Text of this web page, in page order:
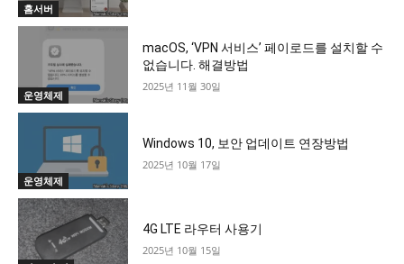
홈서버
운영체제
macOS, ‘VPN 서비스’ 페이로드를 설치할 수
없습니다. 해결방법
2025년 11월 30일
운영체제
Windows 10, 보안 업데이트 연장방법
2025년 10월 17일
4G LTE 라우터 사용기
2025년 10월 15일